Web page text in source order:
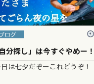
ログ
自分探し」は今すぐやめー！